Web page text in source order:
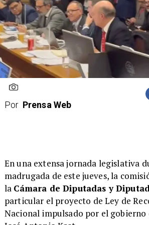
Por Prensa Web
En una extensa jornada legislativa
madrugada de este jueves, la
la Cámara de Diputadas y
particular el proyecto de Ley de
Nacional impulsado por el gobierno